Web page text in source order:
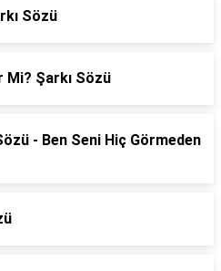
Sözü
Mi? Şarkı Sözü
- Ben Seni Hiç Görmeden